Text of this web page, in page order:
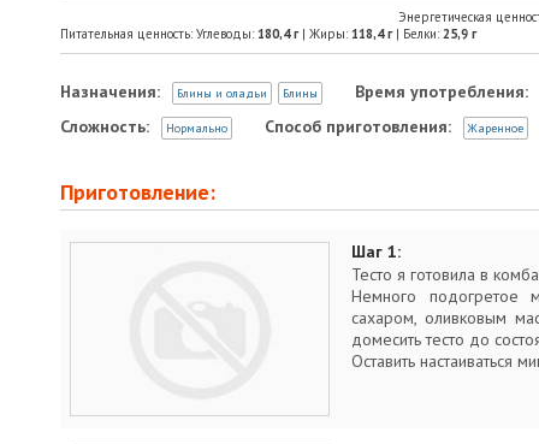
Энергетическая
Питательная ценность: Углеводы: 180,4г| Жиры: 118,4г| Белки: 25,9 г
Назначения: Блины и оладьи Блины
Время употребления:
Сложность:
Нормально Способ приготовления: Жаренное
Приготовление:
Шаг 1:
Тесто я готовила в
Немного подогретое
сахаром, оливковым
домесить тесто до
Оставить настаиваться